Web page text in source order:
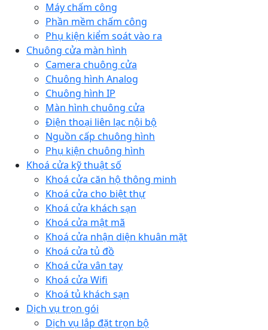
Máy chấm công
Phần mềm chấm công
Phụ kiện kiểm soát vào ra
Chuông cửa màn hình
Camera chuông cửa
Chuông hình Analog
Chuông hình IP
Màn hình chuông cửa
Điện thoại liên lạc nội bộ
Nguồn cấp chuông hình
Phụ kiện chuông hình
Khoá cửa kỹ thuật số
Khoá cửa căn hộ thông minh
Khoá cửa cho biệt thự
Khoá cửa khách sạn
Khoá cửa mật mã
Khoá cửa nhận diện khuân mặt
Khoá cửa tủ đồ
Khoá cửa vân tay
Khoá cửa Wifi
Khoá tủ khách sạn
Dịch vụ trọn gói
Dịch vụ lắp đặt trọn bộ